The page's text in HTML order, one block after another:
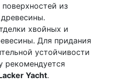
из
хвойных и
Для придания
устойчивости
рекомендуется
Yacht.